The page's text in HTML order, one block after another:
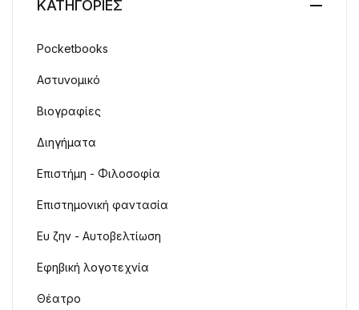
ΚΑΤΗΓΟΡΙΕΣ
Pocketbooks
Αστυνομικό
Βιογραφίες
Διηγήματα
Επιστήμη - Φιλοσοφία
Επιστημονική φαντασία
Ευ ζην - Αυτοβελτίωση
Εφηβική λογοτεχνία
Θέατρο